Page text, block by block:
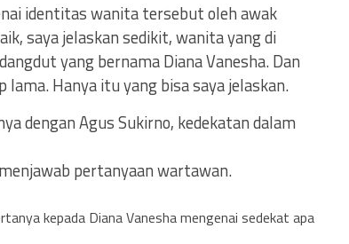
identitas wanita tersebut oleh awak
saya jelaskan sedikit, wanita yang di
yang bernama Diana Vanesha. Dan
lama. Hanya itu yang bisa saya jelaskan.
dengan Agus Sukirno, kedekatan dalam
pertanyaan wartawan.
kepada Diana Vanesha mengenai sedekat apa